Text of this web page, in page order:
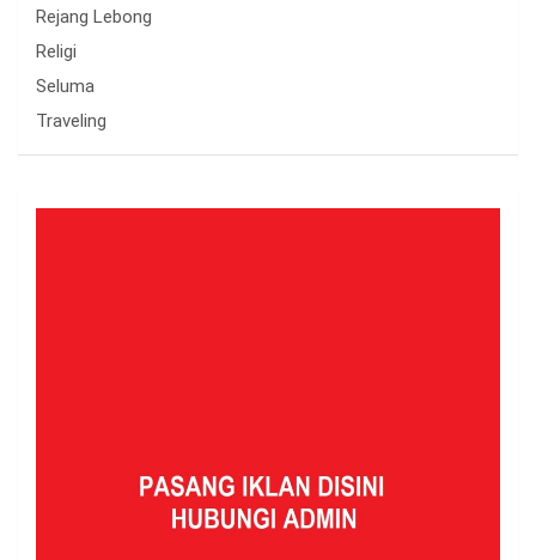
Rejang Lebong
Religi
Seluma
Traveling